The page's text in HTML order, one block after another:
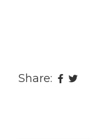
Share: